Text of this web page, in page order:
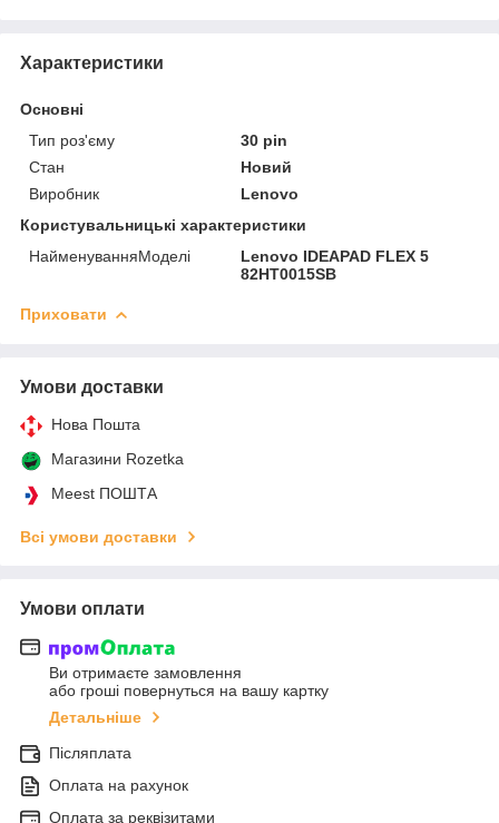
Характеристики
Основні
Тип роз'єму
30 pin
Стан
Новий
Виробник
Lenovo
Користувальницькі характеристики
НайменуванняМоделі
Lenovo IDEAPAD FLEX 5
82HT0015SB
Приховати
Умови доставки
Нова Пошта
Магазини Rozetka
Meest ПОШТА
Всі умови доставки
Умови оплати
Ви отримаєте замовлення
або гроші повернуться на вашу картку
Детальніше
Післяплата
Оплата на рахунок
Оплата за реквізитами